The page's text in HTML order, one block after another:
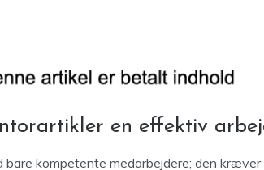
en effektiv
kompetente medarbejdere; den